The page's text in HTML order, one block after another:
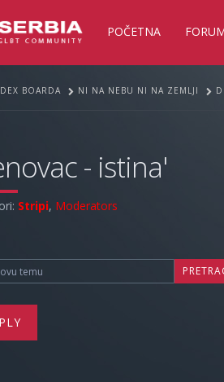
POČETNA
BOARDA NI NA NEBU NI NA ZEMLJI
- istina'
Stripi, Moderators